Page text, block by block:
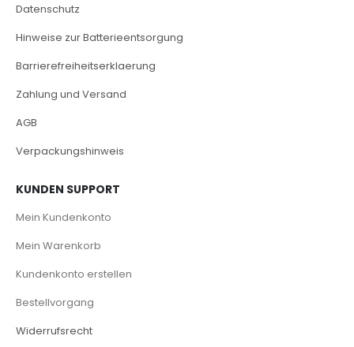
Datenschutz
Hinweise zur Batterieentsorgung
Barrierefreiheitserklaerung
Zahlung und Versand
AGB
Verpackungshinweis
KUNDEN SUPPORT
Mein Kundenkonto
Mein Warenkorb
Kundenkonto erstellen
Bestellvorgang
Widerrufsrecht